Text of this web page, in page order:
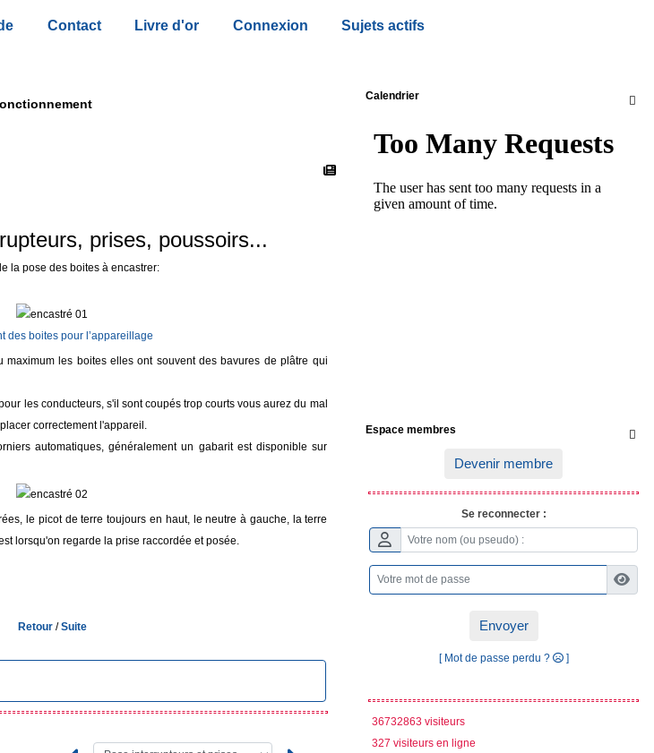
Contact Livre d'or Connexion Sujets actifs
prises, poussoirs...
la pose des boites à encastrer:
des boites pour l’appareillage
les boites elles ont souvent des bavures de plâtre qui
les conducteurs, s'il sont coupés trop courts vous aurez du mal
correctement l'appareil.
automatiques, généralement un gabarit est disponible sur
le picot de terre toujours en haut, le neutre à gauche, la terre
lorsqu'on regarde la prise raccordée et posée.
Retour/Suite

Calendrier

Espace membres
Devenir membre
Se reconnecter :
Envoyer
[ Mot de passe perdu ? ]
36732863 visiteurs
327 visiteurs en ligne